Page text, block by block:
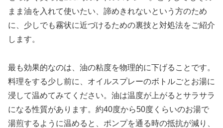
まま油を入れて使いたい、諦めきれないという方のため
に、少しでも霧状に近づけるための裏技と対処法をご紹介
します。
最も効果的なのは、油の粘度を物理的に下げることです。
料理をする少し前に、オイルスプレーのボトルごとお湯に
浸して温めてみてください。油は温度が上がるとサラサラ
になる性質があります。約40度から50度くらいのお湯で
湯煎するように温めると、ポンプを通る時の抵抗が減り、